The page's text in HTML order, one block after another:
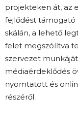
projekteken át, az
fejlődést támogató
skálán, a lehető
felet megszólítva
szervezet
médiaérdeklődés
nyomtatott és
részéről.